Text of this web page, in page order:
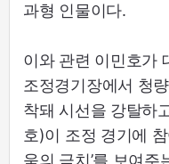
과형 인물이다.
이와 관련 이민호가
조정경기장에서 청
착돼 시선을 강탈하
호)이 조정 경기에